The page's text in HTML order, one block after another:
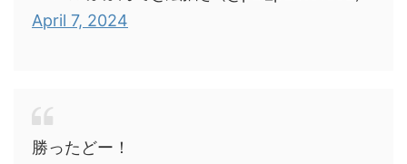
April 7, 2024
勝ったどー！